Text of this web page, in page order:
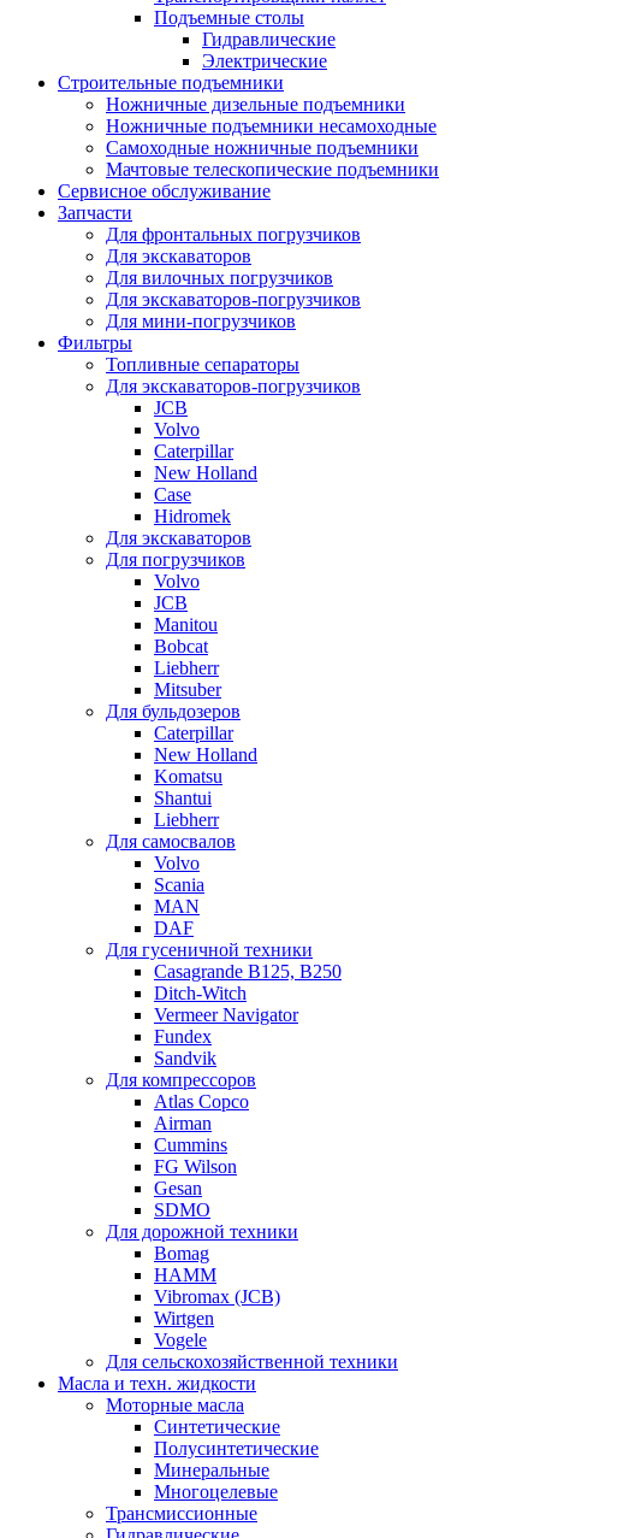
Подъемные столы
Гидравлические
Электрические
Строительные подъемники
Ножничные дизельные подъемники
Ножничные подъемники несамоходные
Самоходные ножничные подъемники
Мачтовые телескопические подъемники
Сервисное обслуживание
Запчасти
Для фронтальных погрузчиков
Для экскаваторов
Для вилочных погрузчиков
Для экскаваторов-погрузчиков
Для мини-погрузчиков
Фильтры
Топливные сепараторы
Для экскаваторов-погрузчиков
JCB
Volvo
Caterpillar
New Holland
Case
Hidromek
Для экскаваторов
Для погрузчиков
Volvo
JCB
Manitou
Bobcat
Liebherr
Mitsuber
Для бульдозеров
Caterpillar
New Holland
Komatsu
Shantui
Liebherr
Для самосвалов
Volvo
Scania
MAN
DAF
Для гусеничной техники
Casagrande B125, B250
Ditch-Witch
Vermeer Navigator
Fundex
Sandvik
Для компрессоров
Atlas Copco
Airman
Cummins
FG Wilson
Gesan
SDMO
Для дорожной техники
Bomag
HAMM
Vibromax (JCB)
Wirtgen
Vogele
Для сельскохозяйственной техники
Масла и техн. жидкости
Моторные масла
Синтетические
Полусинтетические
Минеральные
Многоцелевые
Трансмиссионные